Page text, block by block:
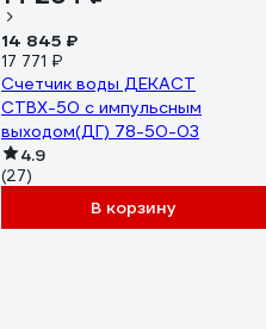
14 845 ₽
17 771 ₽
Счетчик воды ДЕКАСТ
СТВХ-50 с импульсным
выходом(ДГ) 78-50-03
4.9
(27)
В корзину